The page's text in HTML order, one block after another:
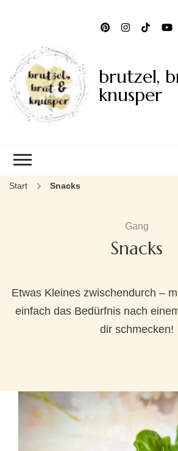
brutzel,
knusper
Start Snacks
Gang
Snacks
Etwas Kleines zwischendurch –
einfach das Bedürfnis nach
dir schmecken!